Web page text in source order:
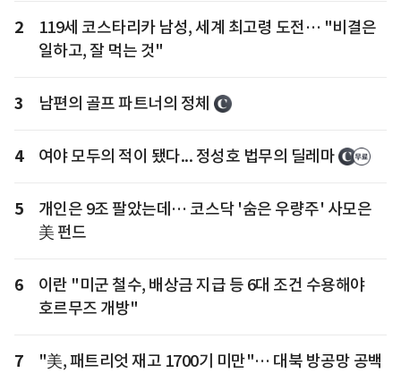
2
119세 코스타리카 남성, 세계 최고령 도전… "비결은
일하고, 잘 먹는 것"
3 남편의 골프 파트너의 정체
4 여야 모두의 적이 됐다... 정성호 법무의 딜레마
5
개인은 9조 팔았는데… 코스닥 '숨은 우량주' 사모은
美 펀드
6
이란 "미군 철수, 배상금 지급 등 6대 조건 수용해야
호르무즈 개방"
7
"美, 패트리엇 재고 1700기 미만"… 대북 방공망 공백